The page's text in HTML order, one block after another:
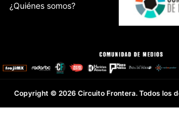
¿Quiénes somos?
Copyright © 2026 Circuito Frontera. Todos los